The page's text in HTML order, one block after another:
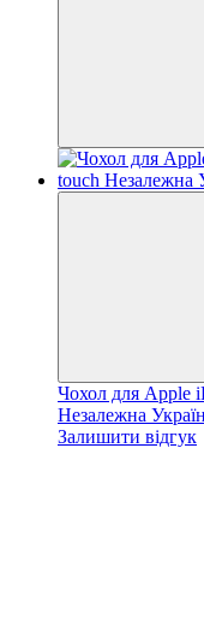
Чохол для Apple
Незалежна
Залишити відгук